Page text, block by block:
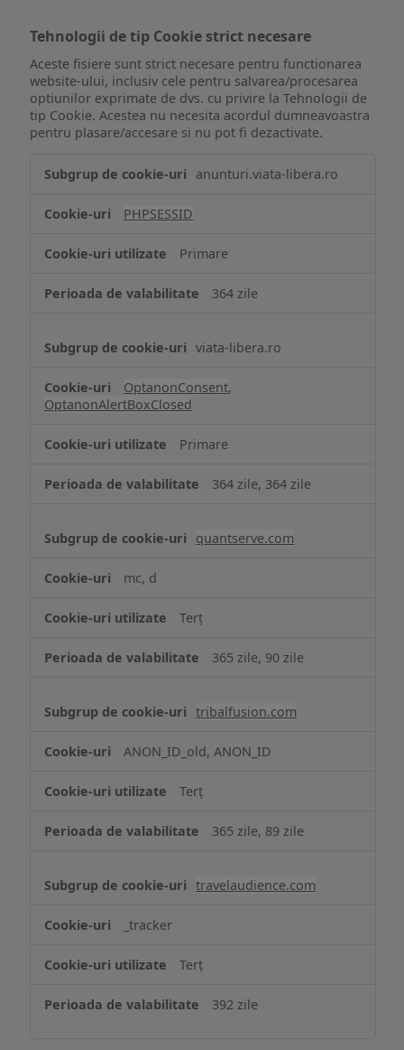
Tehnologii de tip Cookie strict necesare
Aceste fisiere sunt strict necesare pentru functionarea
website-ului, inclusiv cele pentru salvarea/procesarea
optiunilor exprimate de dvs. cu privire la Tehnologii de
tip Cookie. Acestea nu necesita acordul dumneavoastra
pentru plasare/accesare si nu pot fi dezactivate.
de
Cookie
necesare
anunturi.viata-libera.ro
PHPSESSID
Primare
364 zile
viata-libera.ro
OptanonConsent,
OptanonAlertBoxClosed
Primare
364 zile, 364 zile
quantserve.com
mc, d
Terț
365 zile, 90 zile
tribalfusion.com
ANON_ID_old, ANON_ID
Terț
365 zile, 89 zile
travelaudience.com
_tracker
Terț
392 zile